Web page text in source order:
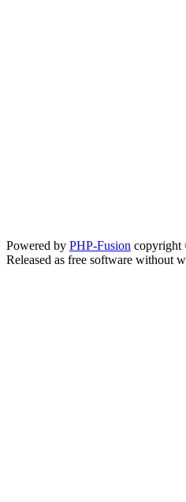
Powered by PHP-Fusion copyright
Released as free software without